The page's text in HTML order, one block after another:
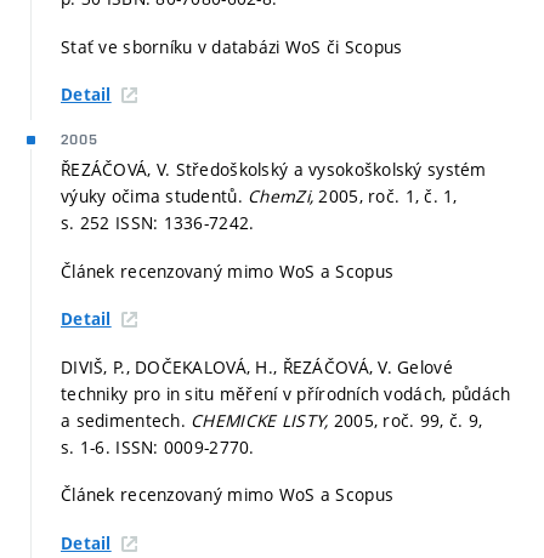
Stať ve sborníku v databázi WoS či Scopus
Detail
2005
ŘEZÁČOVÁ, V. Středoškolský a vysokoškolský systém
výuky očima studentů. ChemZi,2005, roč. 1, č. 1,
s. 252 ISSN: 1336-7242.
Článek recenzovaný mimo WoS a Scopus
Detail
DIVIŠ, P., DOČEKALOVÁ, H., ŘEZÁČOVÁ, V. Gelové
techniky pro in situ měření v přírodních vodách, půdách
a sedimentech. CHEMICKE LISTY, 2005, roč. 99, č. 9,
s. 1-6. ISSN: 0009-2770.
Článek recenzovaný mimo WoS a Scopus
Detail